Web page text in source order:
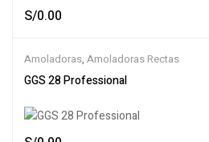
S/0.00
Amoladoras, Amoladoras Rectas
GGS 28 Professional